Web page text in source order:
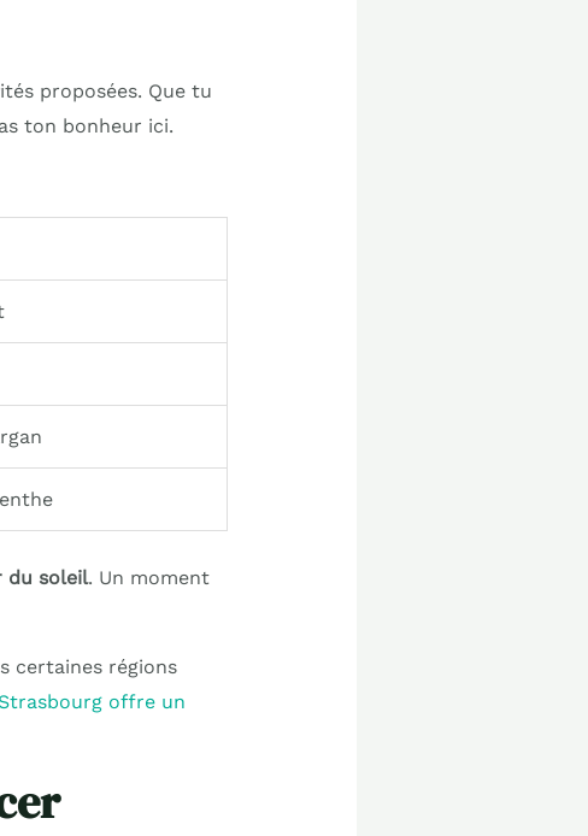
proposées. Que tu
ton bonheur ici.
du soleil. Un moment
certaines régions
offre un